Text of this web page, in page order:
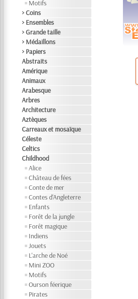
Motifs
> Coins
> Ensembles
> Grande taille
> Médaillons
> Papiers
Abstraits
Amérique
Animaux
Arabesque
Arbres
Architecture
Aztèques
Carreaux et mosaïque
Céleste
Celtics
Childhood
Alice
Château de fées
Conte de mer
Contes d'Angleterre
Enfants
Forêt de la jungle
Forêt magique
Indiens
Jouets
L'arche de Noé
Mini ZOO
Motifs
Ourson féerique
Pirates